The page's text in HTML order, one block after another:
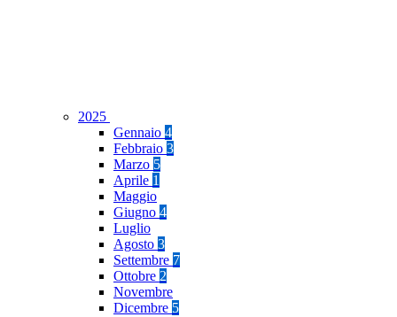
2025
Gennaio 4
Febbraio 3
Marzo 5
Aprile 1
Maggio
Giugno 4
Luglio
Agosto 3
Settembre 7
Ottobre 2
Novembre
Dicembre 5